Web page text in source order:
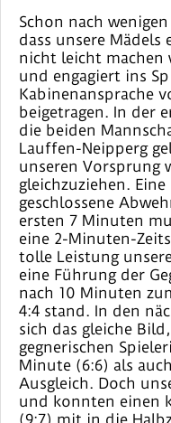
Schon nach
dass unsere Mädels
nicht leicht
und engagiert ins
Kabinenansprache
beigetragen. In der
die beiden
Lauffen-Neipperg
unseren Vorsprung
gleichzuziehen.
geschlossene
ersten 7 Minuten
eine 2-Minuten-
tolle Leistung
eine Führung der
nach 10 Minuten
4:4 stand. In den
sich das gleiche
gegnerischen
Minute (6:6) als
Ausgleich. Doch
und konnten einen